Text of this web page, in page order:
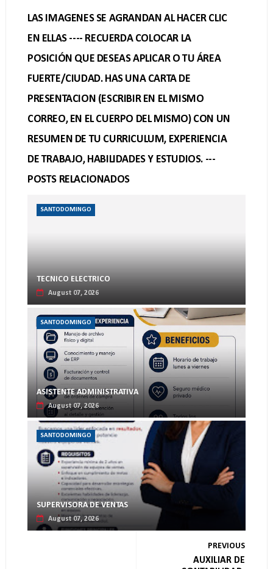
LAS IMAGENES SE AGRANDAN AL HACER CLIC
EN ELLAS ---- RECUERDA COLOCAR LA
POSICIÓN QUE DESEAS APLICAR O TU ÁREA
FUERTE/CIUDAD. HAS UNA CARTA DE
PRESENTACION (ESCRIBIR EN EL MISMO
CORREO, EN EL CUERPO DEL MISMO) CON UN
RESUMEN DE TU CURRICULUM, EXPERIENCIA
DE TRABAJO, HABILIDADES Y ESTUDIOS. ---
POSTS RELACIONADOS
SANTODOMINGO
TECNICO ELECTRICO
August 07, 2026
SANTODOMINGO
ASISTENTE ADMINISTRATIVA
August 07, 2026
SANTODOMINGO
SUPERVISORA DE VENTAS
August 07, 2026
PREVIOUS
AUXILIAR DE